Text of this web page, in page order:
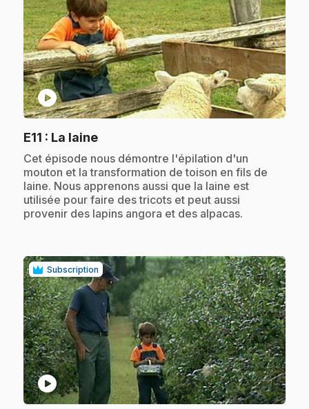
play_circle
E11 : La laine.
.Cet épisode nous démontre l'épilation d'un
mouton et la transformation de toison en fils de
laine. Nous apprenons aussi que la laine est
utilisée pour faire des tricots et peut aussi
provenir des lapins angora et des alpacas.
Subscription
play_circle